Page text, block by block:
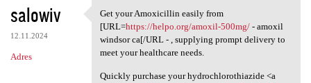
salowiv
12.11.2024
Adres
Get your Amoxicillin easily
Get your Amoxicillin easily from
[URL=https://helpo.org/amoxil-500mg/- amoxil
windsor ca[/URL - , supplying prompt delivery to
meet your healthcare needs.
Quickly purchase your hydrochlorothiazide <a